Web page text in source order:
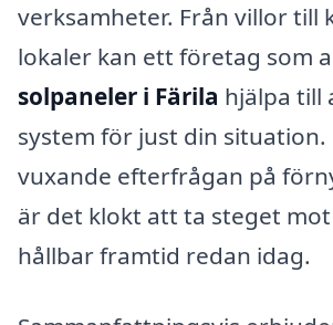
verksamheter. Från villor till
lokaler kan ett företag som
solpaneler i Färila hjälpa till
system för just din situation.
vuxande efterfrågan på
är det klokt att ta steget
hållbar framtid redan idag.